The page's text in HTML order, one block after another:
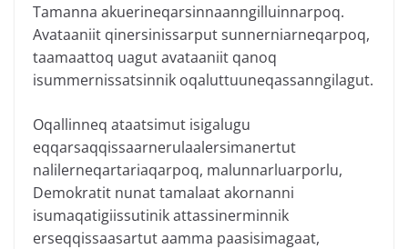
Tamanna akuerineqarsinnaanngilluinnarpoq.
Avataaniit qinersinissarput sunnerniarneqarpoq,
taamaattoq uagut avataaniit qanoq
isummernissatsinnik oqaluttuuneqassanngilagut.
Oqallinneq ataatsimut isigalugu
eqqarsaqqissaarnerulaalersimanertut
nalilerneqartariaqarpoq, malunnarluarporlu,
Demokratit nunat tamalaat akornanni
isumaqatigiissutinik attassinerminnik
erseqqissaasartut aamma paasisimagaat,